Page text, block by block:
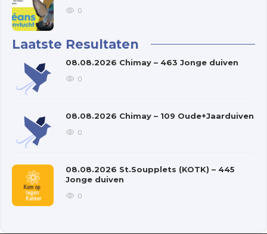
0
Laatste Resultaten
08.08.2026 Chimay – 463 Jonge duiven
0
08.08.2026 Chimay – 109 Oude+Jaarduiven
0
08.08.2026 St.Soupplets (KOTK) – 445
Jonge duiven
0